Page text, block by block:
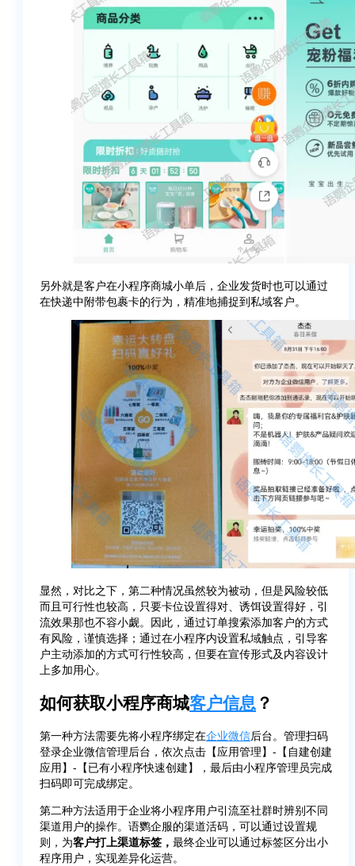
另外就是客户在小程序商城小单后，企业发货时也可以通过
在快递中附带包裹卡的行为，精准地捕捉到私域客户。
显然，对比之下，第二种情况虽然较为被动，但是风险较低
而且可行性也较高，只要卡位设置得对、诱饵设置得好，引
流效果那也不容小觑。因此，通过订单搜索添加客户的方式
有风险，谨慎选择；通过在小程序内设置私域触点，引导客
户主动添加的方式可行性较高，但要在宣传形式及内容设计
上多加用心。
如何获取小程序商城客户信息？
第一种方法需要先将小程序绑定在企业微信后台。管理扫码
登录企业微信管理后台，依次点击【应用管理】-【自建创建
应用】-【已有小程序快速创建】，最后由小程序管理员完成
扫码即可完成绑定。
第二种方法适用于企业将小程序用户引流至社群时辨别不同
渠道用户的操作。语鹦企服的渠道活码，可以通过设置规
则，为客户打上渠道标签， 最终企业可以通过标签区分出小
程序用户，实现差异化运营。